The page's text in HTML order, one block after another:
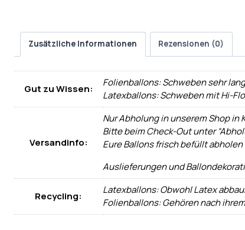
Zusätzliche Informationen Rezensionen (0)
Gut zu Wissen:
Folienballons: Schweben sehr
Latexballons: Schweben mit Hi-
Versandinfo:
Nur Abholung in unserem Shop in
Bitte beim Check-Out unter
Eure Ballons frisch befüllt
Auslieferungen und
Recycling:
Latexballons: Obwohl Latex
Folienballons: Gehören nach